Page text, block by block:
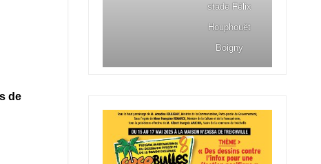
de
stade Félix
Houphouët
Boigny